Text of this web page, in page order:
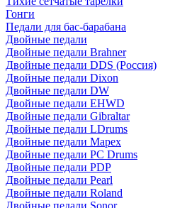
Гонги
Педали для бас-барабана
Двойные педали
Двойные педали Brahner
Двойные педали DDS (Россия)
Двойные педали Dixon
Двойные педали DW
Двойные педали EHWD
Двойные педали Gibraltar
Двойные педали LDrums
Двойные педали Mapex
Двойные педали PC Drums
Двойные педали PDP
Двойные педали Pearl
Двойные педали Roland
Двойные педали Sonor